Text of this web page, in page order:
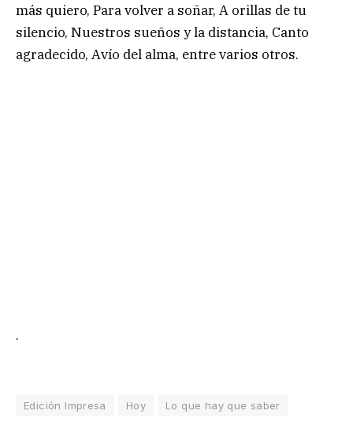
más quiero, Para volver a soñar, A orillas de tu
silencio, Nuestros sueños y la distancia, Canto
agradecido, Avío del alma, entre varios otros.
.
Edición Impresa Hoy Lo que hay que saber